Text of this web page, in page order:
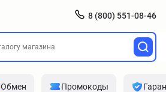
8 (800) 551-08-46
Обмен Промокоды